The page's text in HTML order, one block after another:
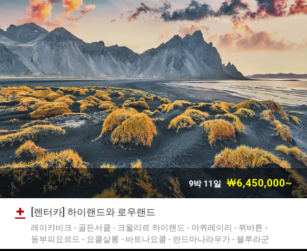
9박 11일 ￦6,450,000~
[렌터카] 하이랜드와 로우랜드
레이캬비크 - 골든서클 - 크욀리르 하이랜드 - 아퀴레이리 - 뮈바튼 -
동부피요르드 - 요쿨살롱 - 바트나요쿨 - 란드마나라우가 - 블루라군